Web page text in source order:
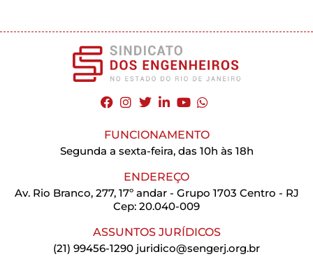
FUNCIONAMENTO
Segunda a sexta-feira, das 10h às 18h
ENDEREÇO
Av. Rio Branco, 277, 17º andar - Grupo 1703 Centro - RJ
Cep: 20.040-009
ASSUNTOS JURÍDICOS
(21) 99456-1290 juridico@sengerj.org.br